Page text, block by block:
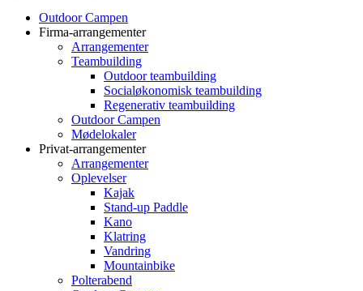
Outdoor Campen
Firma-arrangementer
Arrangementer
Teambuilding
Outdoor teambuilding
Socialøkonomisk teambuilding
Regenerativ teambuilding
Outdoor Campen
Mødelokaler
Privat-arrangementer
Arrangementer
Oplevelser
Kajak
Stand-up Paddle
Kano
Klatring
Vandring
Mountainbike
Polterabend